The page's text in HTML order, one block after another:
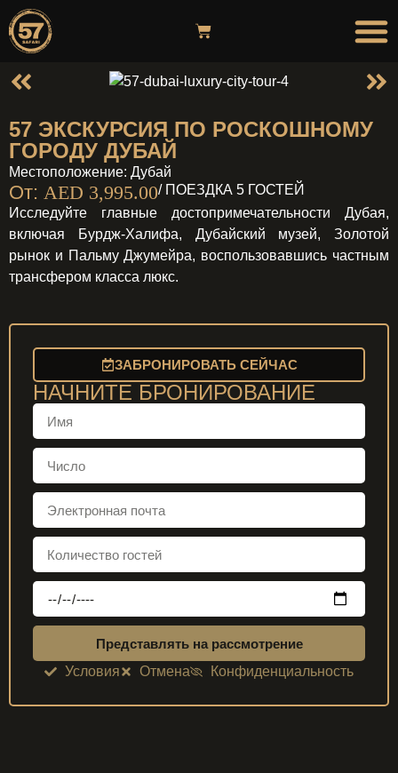
57 ЭКСКУРСИЯ ПО РОСКОШНОМУ
ГОРОДУ ДУБАЙ
Местоположение: Дубай
От: AED 3,995.00/ ПОЕЗДКА 5 ГОСТЕЙ
Исследуйте главные достопримечательности Дубая,
включая Бурдж-Халифа, Дубайский музей, Золотой
рынок и Пальму Джумейра, воспользовавшись частным
трансфером класса люкс.
ЗАБРОНИРОВАТЬ СЕЙЧАС
НАЧНИТЕ БРОНИРОВАНИЕ
Представлять на рассмотрение
Условия
Отмена Конфиденциальность